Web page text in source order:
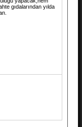
gıdalarından yılda